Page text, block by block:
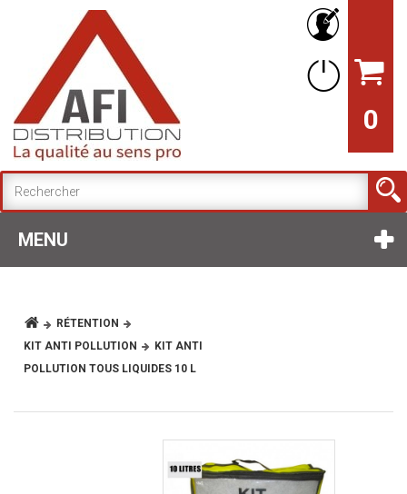
0
MENU
RÉTENTION
KIT ANTI POLLUTION
KIT ANTI
POLLUTION TOUS LIQUIDES 10 L